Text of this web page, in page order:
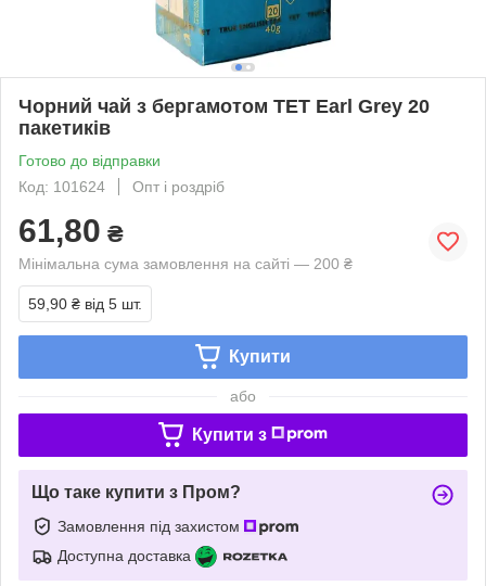
Чорний чай з бергамотом TET Earl Grey 20
пакетиків
Готово до відправки
Код: 101624
Опт і роздріб
61,80 ₴
Мінімальна сума замовлення на сайті — 200 ₴
59,90 ₴ від 5 шт.
Купити
або
Купити з
Що таке купити з Пром?
Замовлення під захистом
Доступна доставка